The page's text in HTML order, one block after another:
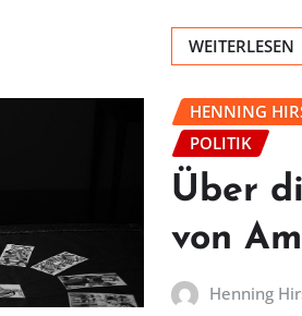
WEITERLESEN
HENNING
POLITIK
Über
von
Henning